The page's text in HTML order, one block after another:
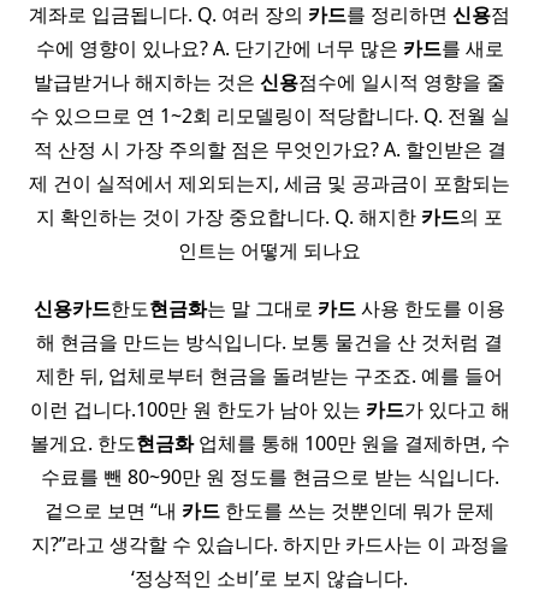
계좌로 입금됩니다. Q. 여러 장의 카드를 정리하면 신용점
수에 영향이 있나요? A. 단기간에 너무 많은 카드를 새로
발급받거나 해지하는 것은 신용점수에 일시적 영향을 줄
수 있으므로 연 1~2회 리모델링이 적당합니다. Q. 전월 실
적 산정 시 가장 주의할 점은 무엇인가요? A. 할인받은 결
제 건이 실적에서 제외되는지, 세금 및 공과금이 포함되는
지 확인하는 것이 가장 중요합니다. Q. 해지한 카드의 포
인트는 어떻게 되나요
신용카드한도현금화는 말 그대로 카드사용 한도를 이용
해 현금을 만드는 방식입니다. 보통 물건을 산 것처럼 결
제한 뒤, 업체로부터 현금을 돌려받는 구조죠. 예를 들어
이런 겁니다.100만 원 한도가 남아 있는 카드가 있다고 해
볼게요. 한도현금화업체를 통해 100만 원을 결제하면, 수
수료를 뺀 80~90만 원 정도를 현금으로 받는 식입니다.
겉으로 보면 “내 카드 한도를 쓰는 것뿐인데 뭐가 문제
지?”라고 생각할 수 있습니다. 하지만 카드사는 이 과정을
‘정상적인 소비’로 보지 않습니다.